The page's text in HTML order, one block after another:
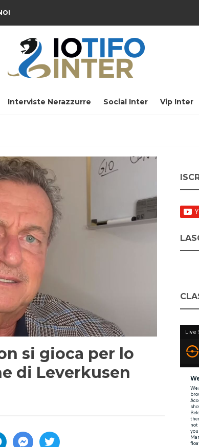
Interviste Nerazzurre Social Inter Vip Inter
si gioca per lo
di Leverkusen